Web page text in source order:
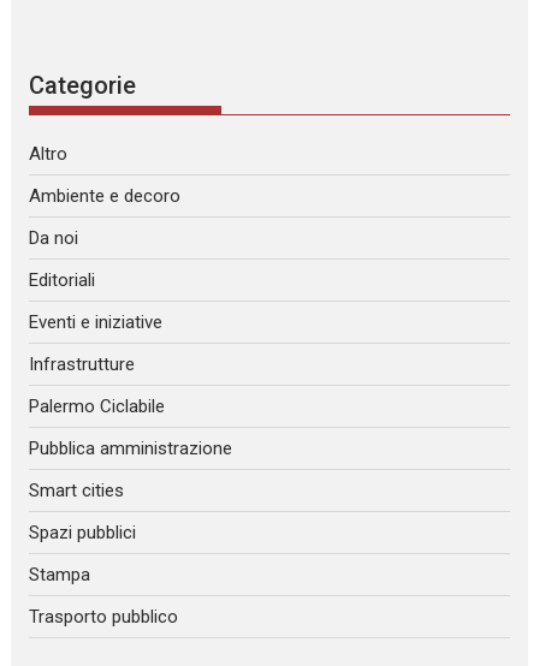
Categorie
Altro
Ambiente e decoro
Da noi
Editoriali
Eventi e iniziative
Infrastrutture
Palermo Ciclabile
Pubblica amministrazione
Smart cities
Spazi pubblici
Stampa
Trasporto pubblico